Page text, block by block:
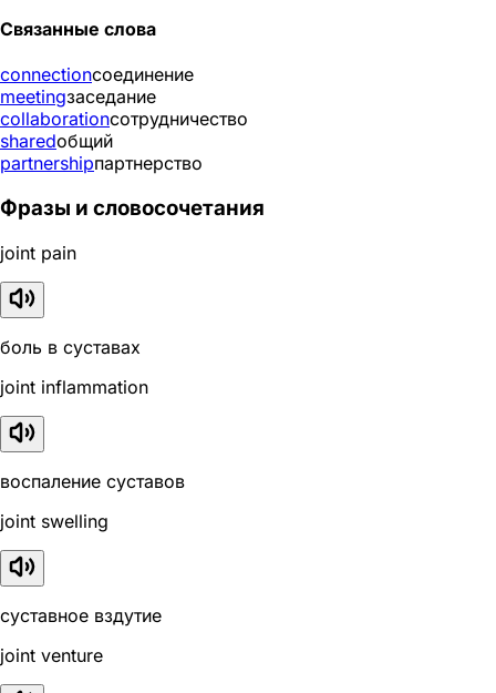
Связанные слова
connectionсоединение
meetingзаседание
collaborationсотрудничество
sharedобщий
partnershipпартнерство
Фразы и словосочетания
joint pain
боль в суставах
joint inflammation
воспаление суставов
joint swelling
суставное вздутие
joint venture